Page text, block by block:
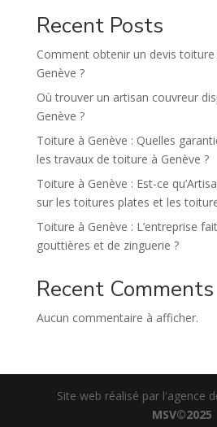
i
e
:
Recent Posts
Comment obtenir un devis toiture
Genève ?
Où trouver un artisan couvreur
Genève ?
Toiture à Genève : Quelles
les travaux de toiture à Genève ?
Toiture à Genève : Est-ce
sur les toitures plates et les
Toiture à Genève : L’entreprise
gouttières et de zinguerie ?
Recent Comments
Aucun commentaire à afficher.
Site web réalisé par l'agence
MSV©2025